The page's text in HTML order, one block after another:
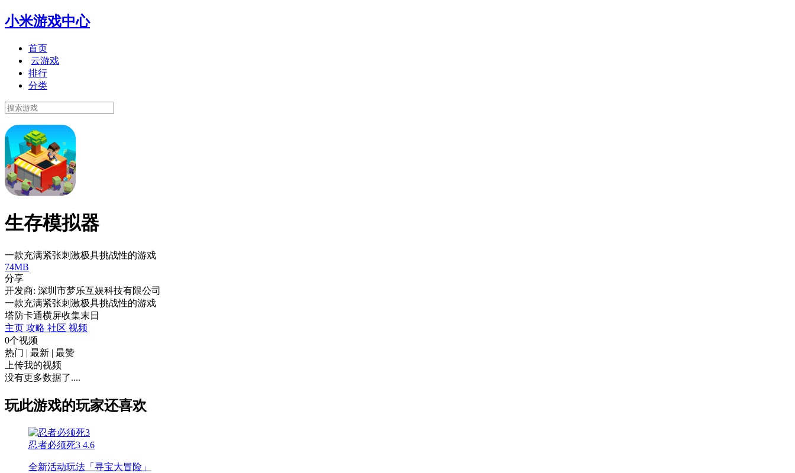
小米游戏中心
首页
云游戏
排行
分类
生存模拟器
一款充满紧张刺激极具挑战性的游戏
74MB
分享
开发商: 深圳市梦乐互娱科技有限公司
一款充满紧张刺激极具挑战性的游戏
塔防卡通横屏收集末日
主页 攻略 社区 视频
0个视频
热门 | 最新 | 最赞
上传我的视频
没有更多数据了....
玩此游戏的玩家还喜欢
忍者必须死3 4.6
全新活动玩法「寻宝大冒险」